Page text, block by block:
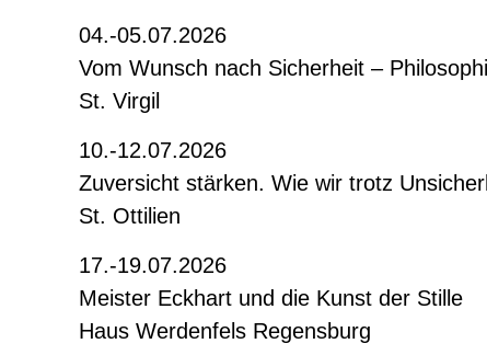
04.-05.07.2026
Vom Wunsch nach Sicherheit –
St. Virgil
10.-12.07.2026
Zuversicht stärken. Wie wir trotz
St. Ottilien
17.-19.07.2026
Meister Eckhart und die Kunst der Stille
Haus Werdenfels Regensburg